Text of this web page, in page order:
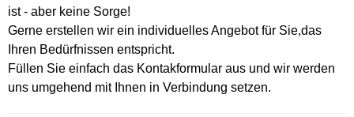
ist - aber keine Sorge!
Gerne erstellen wir ein individuelles Angebot für Sie,das
Ihren Bedürfnissen entspricht.
Füllen Sie einfach das Kontakformular aus und wir werden
uns umgehend mit Ihnen in Verbindung setzen.